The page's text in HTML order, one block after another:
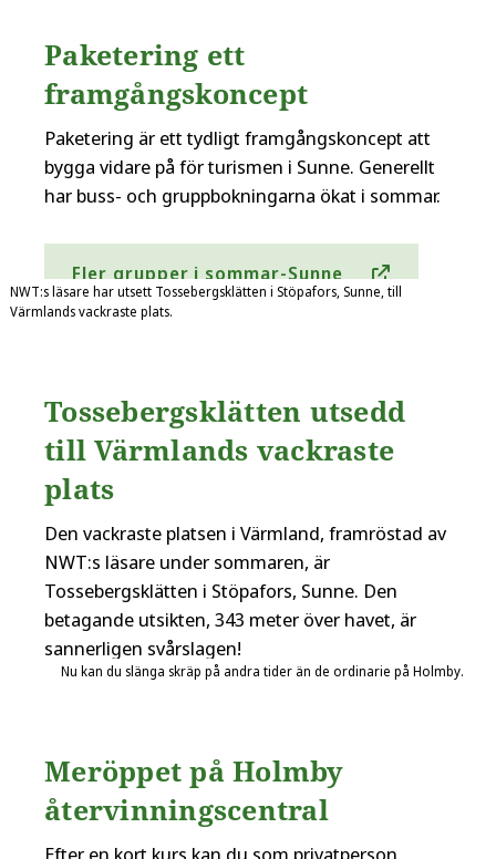
Paketering ett
framgångskoncept
Paketering är ett tydligt framgångskoncept att
bygga vidare på för turismen i Sunne. Generellt
har buss- och gruppbokningarna ökat i sommar.
Fler grupper i sommar-Sunne
NWT:s läsare har utsett Tossebergsklätten i Stöpafors, Sunne, till
Värmlands vackraste plats.
Tossebergsklätten utsedd
till Värmlands vackraste
plats
Den vackraste platsen i Värmland, framröstad av
NWT:s läsare under sommaren, är
Tossebergsklätten i Stöpafors, Sunne. Den
betagande utsikten, 343 meter över havet, är
sannerligen svårslagen!
Nu kan du slänga skräp på andra tider än de ordinarie på Holmby.
Meröppet på Holmby
återvinningscentral
Efter en kort kurs kan du som privatperson